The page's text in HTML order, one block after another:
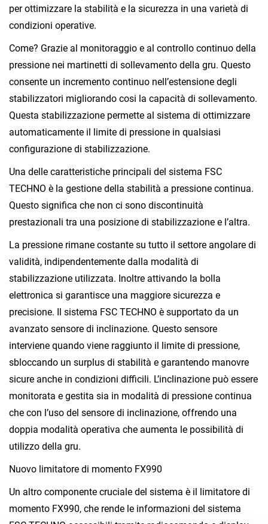
per ottimizzare la stabilità e la sicurezza in una varietà di
condizioni operative.
Come? Grazie al monitoraggio e al controllo continuo della
pressione nei martinetti di sollevamento della gru. Questo
consente un incremento continuo nell’estensione degli
stabilizzatori migliorando cosi la capacità di sollevamento.
Questa stabilizzazione permette al sistema di ottimizzare
automaticamente il limite di pressione in qualsiasi
configurazione di stabilizzazione.
Una delle caratteristiche principali del sistema FSC
TECHNO è la gestione della stabilità a pressione continua.
Questo significa che non ci sono discontinuità
prestazionali tra una posizione di stabilizzazione e l’altra.
La pressione rimane costante su tutto il settore angolare di
validità, indipendentemente dalla modalità di
stabilizzazione utilizzata. Inoltre attivando la bolla
elettronica si garantisce una maggiore sicurezza e
precisione. Il sistema FSC TECHNO è supportato da un
avanzato sensore di inclinazione. Questo sensore
interviene quando viene raggiunto il limite di pressione,
sbloccando un surplus di stabilità e garantendo manovre
sicure anche in condizioni difficili. L’inclinazione può essere
monitorata e gestita sia in modalità di pressione continua
che con l’uso del sensore di inclinazione, offrendo una
doppia modalità operativa che aumenta le possibilità di
utilizzo della gru.
Nuovo limitatore di momento FX990
Un altro componente cruciale del sistema è il limitatore di
momento FX990, che rende le informazioni del sistema